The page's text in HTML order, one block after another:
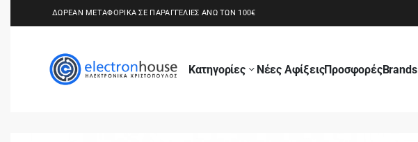
ΔΩΡΕΑΝ ΜΕΤΑΦΟΡΙΚΑ ΣΕ ΠΑΡΑΓΓΕΛΙΕΣ ΑΝΩ ΤΩΝ 100€
Κατηγορίες Νέες ΑφίξειςΠροσφορέςBrands